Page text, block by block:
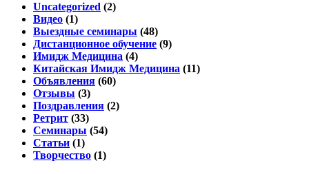
Uncategorized (2)
Видео (1)
Выездные семинары (48)
Дистанционное обучение (9)
Имидж Медицина (4)
Китайская Имидж Медицина (11)
Объявления (60)
Отзывы (3)
Поздравления (2)
Ретрит (33)
Семинары (54)
Статьи (1)
Творчество (1)